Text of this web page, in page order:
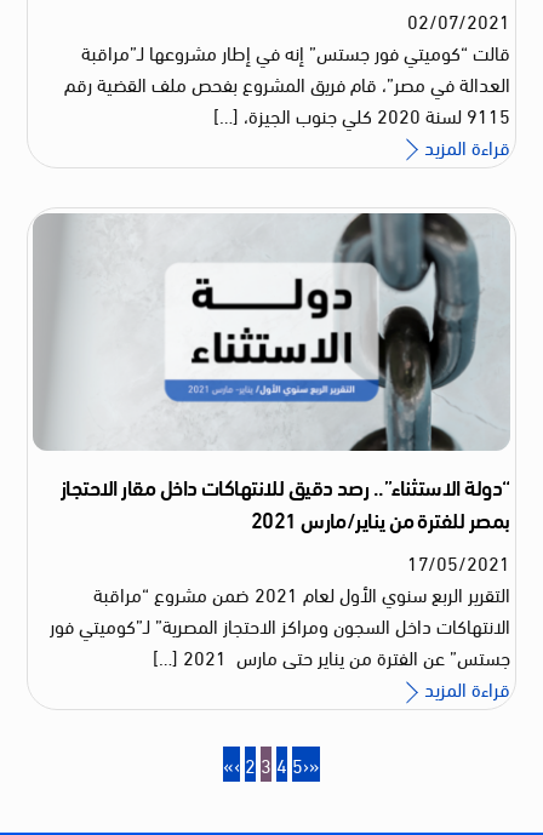
02/07/2021
قالت “كوميتي فور جستس” إنه في إطار مشروعها لـ”مراقبة
العدالة في مصر”، قام فريق المشروع بفحص ملف القضية رقم
9115 لسنة 2020 كلي جنوب الجيزة، […]
قراءة المزيد
“دولة الاستثناء”.. رصد دقيق للانتهاكات داخل مقار الاحتجاز
بمصر للفترة من يناير/مارس 2021
17/05/2021
التقرير الربع سنوي الأول لعام 2021 ضمن مشروع “مراقبة
الانتهاكات داخل السجون ومراكز الاحتجاز المصرية” لـ”كوميتي فور
جستس” عن الفترة من يناير حتى مارس 2021 […]
قراءة المزيد
«‹ 2 34 5›»